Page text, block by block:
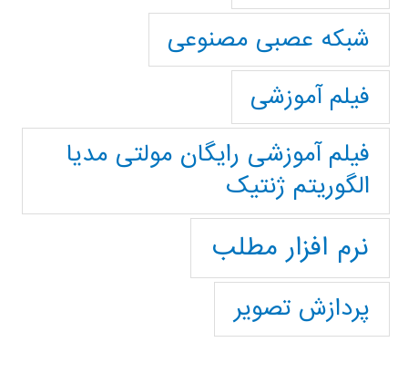
شبکه عصبی مصنوعی
فیلم آموزشی
فیلم آموزشی رایگان مولتی مدیا
الگوریتم ژنتیک
نرم افزار مطلب
پردازش تصویر